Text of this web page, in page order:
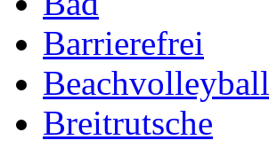
Barrierefrei
Beachvolleyball
Breitrutsche